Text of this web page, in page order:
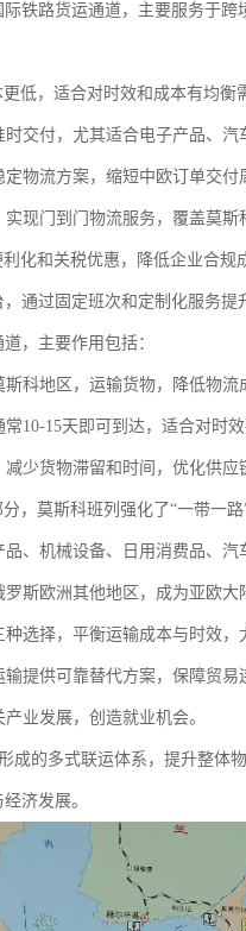
铁路货运通道，主要服务于
低，适合对时效和成本有均衡
交付，尤其适合电子产品、
物流方案，缩短中欧订单交付
现门到门物流服务，覆盖莫
化和关税优惠，降低企业合规
通过固定班次和定制化服务提
，主要作用包括：
科地区，运输货物，降低物流
10-15天即可到达，适合对时效
少货物滞留和时间，优化供应
，莫斯科班列强化了“一带一
、机械设备、日用消费品、汽
斯欧洲其他地区，成为亚欧大
选择，平衡运输成本与时效，
提供可靠替代方案，保障贸易
业发展，创造就业机会。
成的多式联运体系，提升整体物
济发展。